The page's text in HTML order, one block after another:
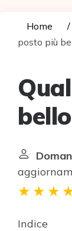
Home
posto più
Indice